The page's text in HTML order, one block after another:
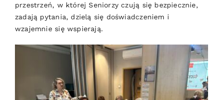
przestrzeń, w której Seniorzy czują się bezpiecznie,
zadają pytania, dzielą się doświadczeniem i
wzajemnie się wspierają.